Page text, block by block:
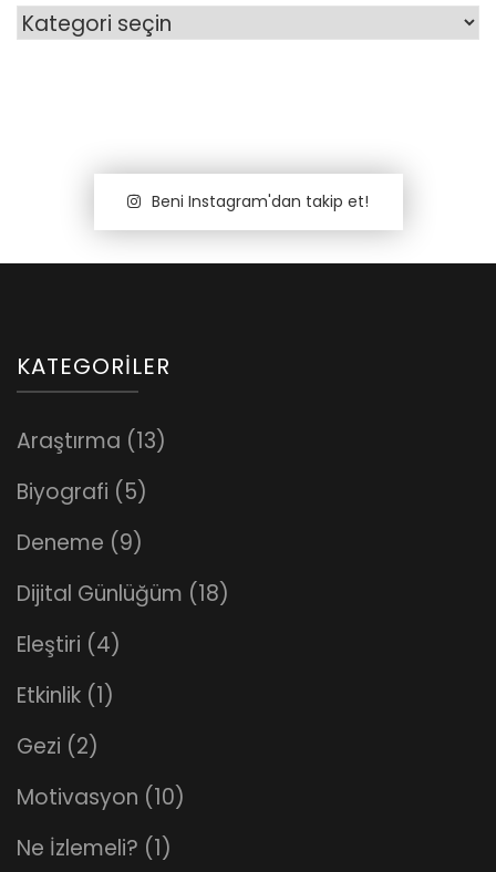
Kategoriler
Beni Instagram'dan takip et!
KATEGORILER
Araştırma (13)
Biyografi (5)
Deneme (9)
Dijital Günlüğüm (18)
Eleştiri (4)
Etkinlik (1)
Gezi (2)
Motivasyon (10)
Ne İzlemeli? (1)